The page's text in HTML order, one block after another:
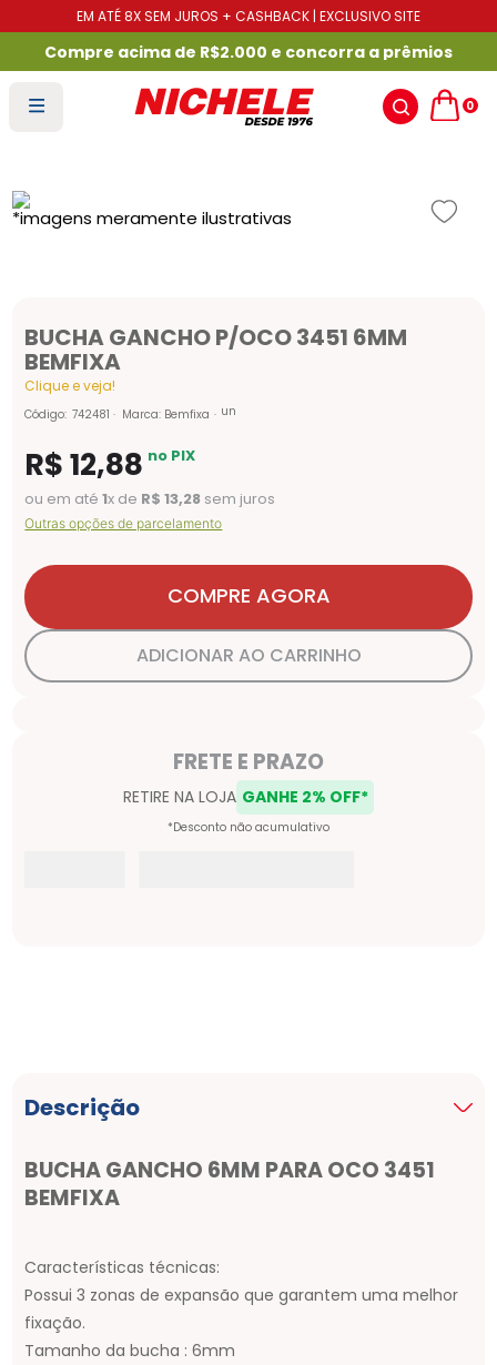
EM ATÉ 8X SEM JUROS + CASHBACK | EXCLUSIVO SITE
Compre acima de R$2.000 e concorra a prêmios
0
BUCHA GANCHO P/OCO 3451 6MM
BEMFIXA
Clique e veja!
Código: 742481 Marca: Bemfixa un
R$12,88 no PIX
ou em até1x de R$ 13,28 sem juros
Outras opções de parcelamento
COMPRE AGORA
ADICIONAR AO CARRINHO
Descrição
BUCHA GANCHO 6MM PARA OCO 3451
BEMFIXA
Características técnicas:
Possui 3 zonas de expansão que garantem uma melhor
fixação.
Tamanho da bucha : 6mm